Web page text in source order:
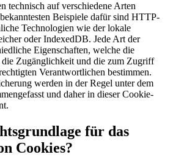
technisch auf verschiedene Arten
Beispiele dafür sind HTTP-
Technologien wie der lokale
oder IndexedDB. Jede Art der
Eigenschaften, welche die
die Zugänglichkeit und die zum Zugriff
Verantwortlichen bestimmen.
werden in der Regel unter dem
und daher in dieser Cookie-
für das
Cookies?